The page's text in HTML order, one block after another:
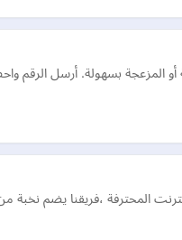
المزعجة بسهولة. أرسل
المحترفة ،فريقنا يضم نخبة